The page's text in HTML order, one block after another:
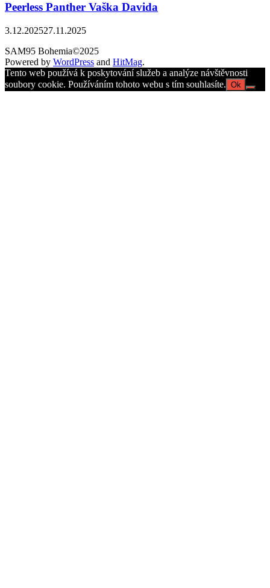
Peerless Panther Vaška Davida
3.12.202527.11.2025
SAM95 Bohemia©2025
Powered by WordPress and HitMag.
Tento web používá k poskytování služeb a analýze návštěvnosti
soubory cookie. Používáním tohoto webu s tím souhlasíte. Ok